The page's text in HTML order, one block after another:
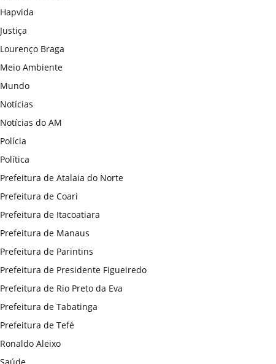
Hapvida
Justiça
Lourenço Braga
Meio Ambiente
Mundo
Notícias
Notícias do AM
Polícia
Política
Prefeitura de Atalaia do Norte
Prefeitura de Coari
Prefeitura de Itacoatiara
Prefeitura de Manaus
Prefeitura de Parintins
Prefeitura de Presidente Figueiredo
Prefeitura de Rio Preto da Eva
Prefeitura de Tabatinga
Prefeitura de Tefé
Ronaldo Aleixo